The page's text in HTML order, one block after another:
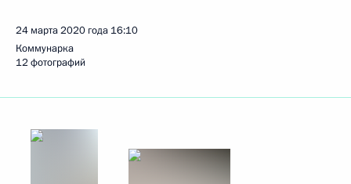
24 марта 2020 года 16:10
Коммунарка
12 фотографий